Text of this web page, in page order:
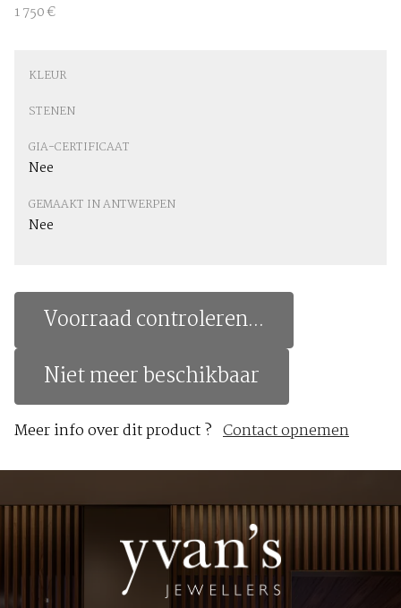
1 750 €
KLEUR
STENEN
GIA-CERTIFICAAT
Nee
GEMAAKT IN ANTWERPEN
Nee
Voorraad controleren...
Niet meer beschikbaar
Meer info over dit product ? Contact opnemen